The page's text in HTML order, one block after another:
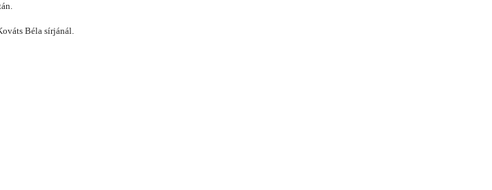
Béla sírjánál.